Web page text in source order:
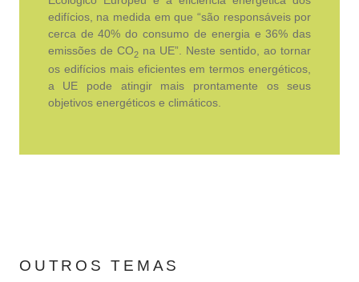
edifícios, na medida em que “são responsáveis por
cerca de 40% do consumo de energia e 36% das
emissões de CO2na UE”. Neste sentido, ao tornar
os edifícios mais eficientes em termos energéticos,
a UE pode atingir mais prontamente os seus
objetivos energéticos e climáticos.
OUTROS TEMAS